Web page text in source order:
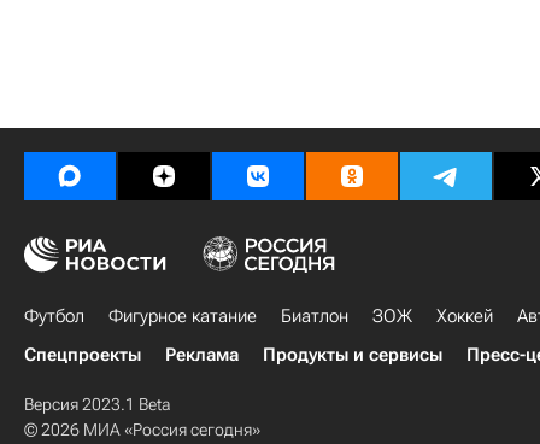
Футбол Фигурное катание Биатлон ЗОЖ Хоккей
Спецпроекты
Реклама Продукты и сервисы Пресс-
Версия 2023.1 Beta
© 2026 МИА «Россия сегодня»